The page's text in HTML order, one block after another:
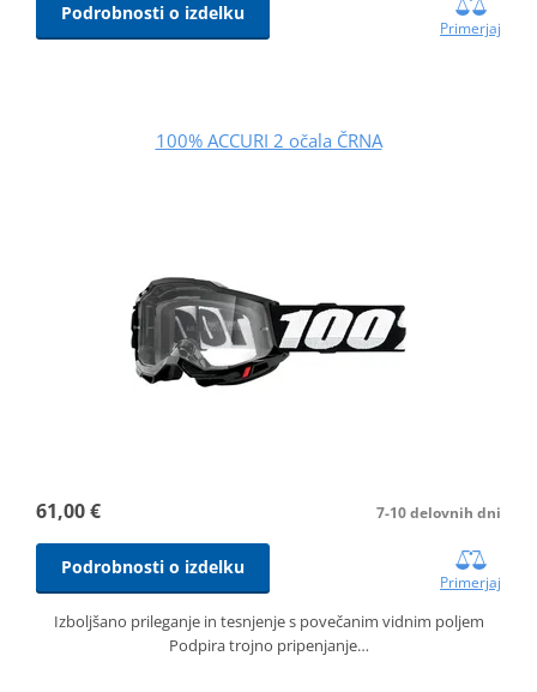
Podrobnosti o izdelku
Primerjaj
100% ACCURI 2 očala ČRNA
61,00 € 7-10 delovnih dni
Podrobnosti o izdelku
Primerjaj
Izboljšano prileganje in tesnjenje s povečanim vidnim poljem
Podpira trojno pripenjanje…